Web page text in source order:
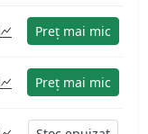
Preț mai mic
Preț mai mic